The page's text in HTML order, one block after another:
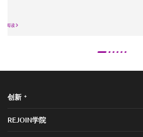
创新 +
REJOIN学院